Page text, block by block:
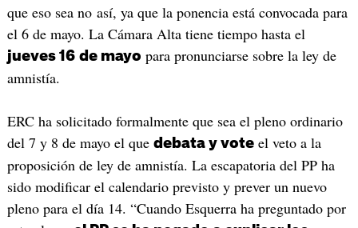
que eso sea no así, ya que la ponencia está convocada para
el 6 de mayo. La Cámara Alta tiene tiempo hasta el
jueves 16 de mayo para pronunciarse sobre la ley de
amnistía.
ERC ha solicitado formalmente que sea el pleno ordinario
del 7 y 8 de mayo el que debata y voteel veto a la
proposición de ley de amnistía. La escapatoria del PP ha
sido modificar el calendario previsto y prever un nuevo
pleno para el día 14. “Cuando Esquerra ha preguntado por